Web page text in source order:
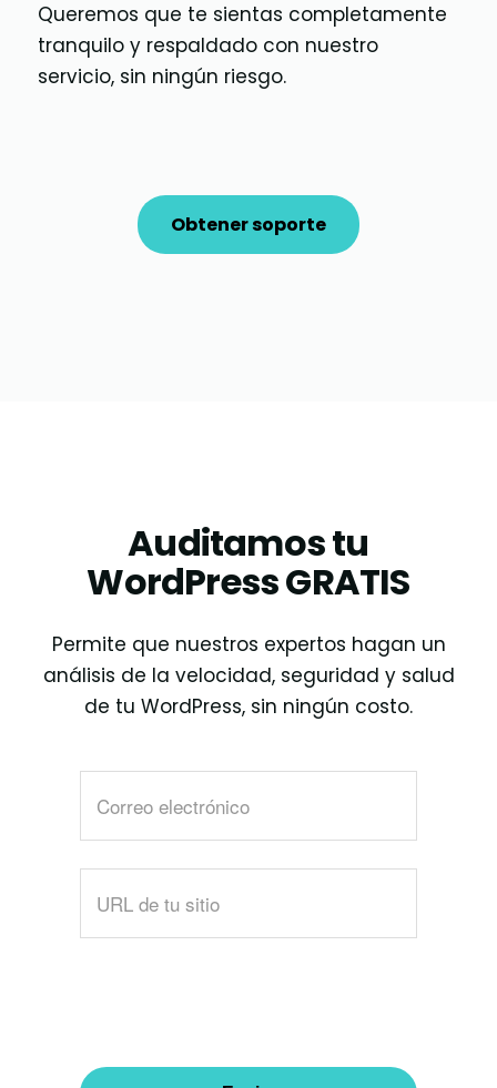
Queremos que te sientas completamente
tranquilo y respaldado con nuestro
servicio, sin ningún riesgo.
Obtener soporte
Auditamos tu
WordPress GRATIS
Permite que nuestros expertos hagan un
análisis de la velocidad, seguridad y salud
de tu WordPress, sin ningún costo.
llena